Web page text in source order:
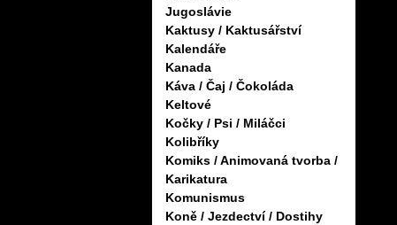
Jugoslávie
Kaktusy / Kaktusářství
Kalendáře
Kanada
Káva / Čaj / Čokoláda
Keltové
Kočky / Psi / Miláčci
Kolibříky
Komiks / Animovaná tvorba /
Karikatura
Komunismus
Koně / Jezdectví / Dostihy